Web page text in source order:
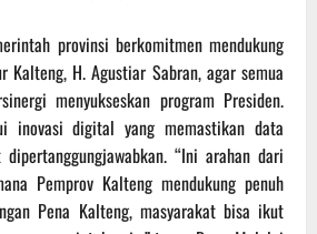
provinsi berkomitmen mendukung
Kalteng, H. Agustiar Sabran, agar semua
menyukseskan program Presiden.
inovasi digital yang memastikan data
‎“Ini arahan dari
Pemprov Kalteng mendukung penuh
Pena Kalteng, masyarakat bisa ikut